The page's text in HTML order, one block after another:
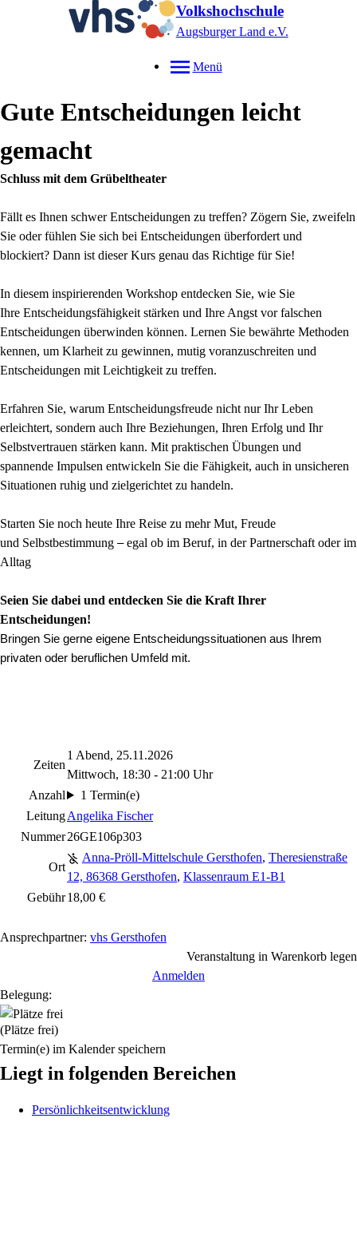
Volkshochschule
Augsburger Land e.V.
Menü
Gute Entscheidungen leicht
gemacht
Schluss mit dem Grübeltheater
Fällt es Ihnen schwer Entscheidungen zu treffen? Zögern Sie, zweifeln
Sie oder fühlen Sie sich bei Entscheidungen überfordert und
blockiert? Dann ist dieser Kurs genau das Richtige für Sie!
In diesem inspirierenden Workshop entdecken Sie, wie Sie
Ihre Entscheidungsfähigkeit stärken und Ihre Angst vor falschen
Entscheidungen überwinden können. Lernen Sie bewährte Methoden
kennen, um Klarheit zu gewinnen, mutig voranzuschreiten und
Entscheidungen mit Leichtigkeit zu treffen.
Erfahren Sie, warum Entscheidungsfreude nicht nur Ihr Leben
erleichtert, sondern auch Ihre Beziehungen, Ihren Erfolg und Ihr
Selbstvertrauen stärken kann. Mit praktischen Übungen und
spannende Impulsen entwickeln Sie die Fähigkeit, auch in unsicheren
Situationen ruhig und zielgerichtet zu handeln.
Starten Sie noch heute Ihre Reise zu mehr Mut, Freude
und Selbstbestimmung –egal ob im Beruf, in der Partnerschaft oder im
Alltag
Seien Sie dabei und entdecken Sie die Kraft Ihrer
Entscheidungen!
Bringen Sie gerne eigene Entscheidungssituationen aus Ihrem
privaten oder beruflichen Umfeld mit.
Zeiten
1 Abend, 25.11.2026
Mittwoch, 18:30 - 21:00 Uhr
Anzahl
1 Termin(e)
LeitungAngelika Fischer
Nummer26GE106p303
Ort
Anna-Pröll-Mittelschule Gersthofen, Theresienstraße
12, 86368 Gersthofen, Klassenraum E1-B1
Gebühr18,00 €
Ansprechpartner: vhs Gersthofen
Veranstaltung in Warenkorb legen
Anmelden
Belegung:
(Plätze frei)
Termin(e) im Kalender speichern
Liegt in folgenden Bereichen
Persönlichkeitsentwicklung